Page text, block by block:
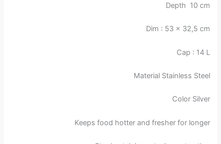
Depth 10 cm
Dim : 53 x 32,5 cm
Cap : 14 L
Material Stainless Steel
Color Silver
Keeps food hotter and fresher for longer